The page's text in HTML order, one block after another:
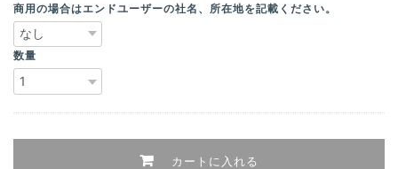
商用の場合はエンドユーザーの社名、所在地を記載ください。
数量
カートに入れる